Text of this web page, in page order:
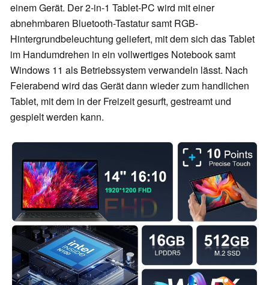
einem Gerät. Der 2-in-1 Tablet-PC wird mit einer
abnehmbaren Bluetooth-Tastatur samt RGB-
Hintergrundbeleuchtung geliefert, mit dem sich das Tablet
im Handumdrehen in ein vollwertiges Notebook samt
Windows 11 als Betriebssystem verwandeln lässt. Nach
Feierabend wird das Gerät dann wieder zum handlichen
Tablet, mit dem in der Freizeit gesurft, gestreamt und
gespielt werden kann.